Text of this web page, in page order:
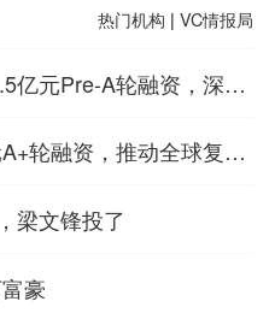
热门机构 |VC情报局
亿元Pre-A轮融资，深耕i
轮融资，推动全球复合
梁文锋投了
豪